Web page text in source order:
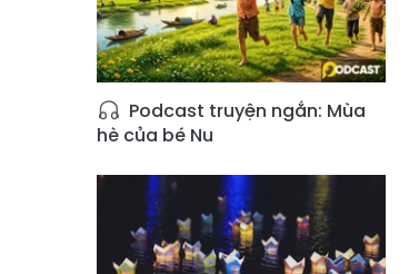
Podcast truyện ngắn: Mùa
hè của bé Nu